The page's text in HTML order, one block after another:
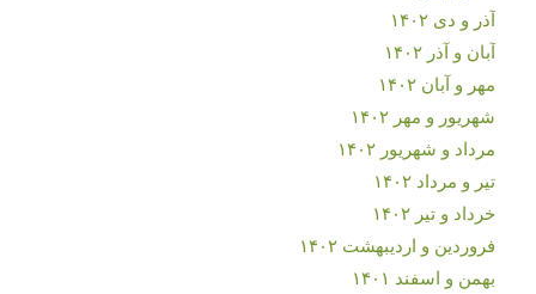
آذر و دی ۱۴۰۲
آبان و آذر ۱۴۰۲
مهر و آبان ۱۴۰۲
شهریور و مهر ۱۴۰۲
مرداد و شهریور ۱۴۰۲
تیر و مرداد ۱۴۰۲
خرداد و تیر ۱۴۰۲
فروردین و اردیبهشت ۱۴۰۲
بهمن و اسفند ۱۴۰۱